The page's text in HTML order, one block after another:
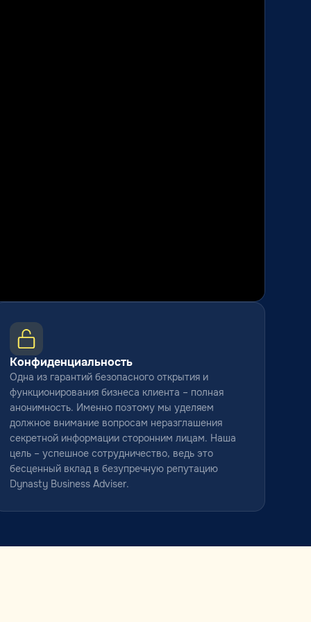
Конфиденциальность
Одна из гарантий безопасного открытия и
функционирования бизнеса клиента – полная
анонимность. Именно поэтому мы уделяем
должное внимание вопросам неразглашения
секретной информации сторонним лицам. Наша
цель – успешное сотрудничество, ведь это
бесценный вклад в безупречную репутацию
Dynasty Business Adviser.